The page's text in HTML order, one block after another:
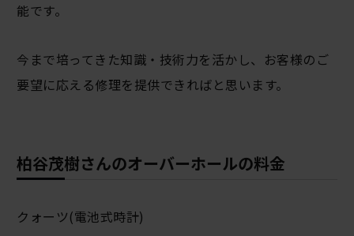
能です。
今まで培ってきた知識・技術力を活かし、お客様のご
要望に応える修理を提供できればと思います。
柏谷茂樹さんのオーバーホールの料金
クォーツ(電池式時計)